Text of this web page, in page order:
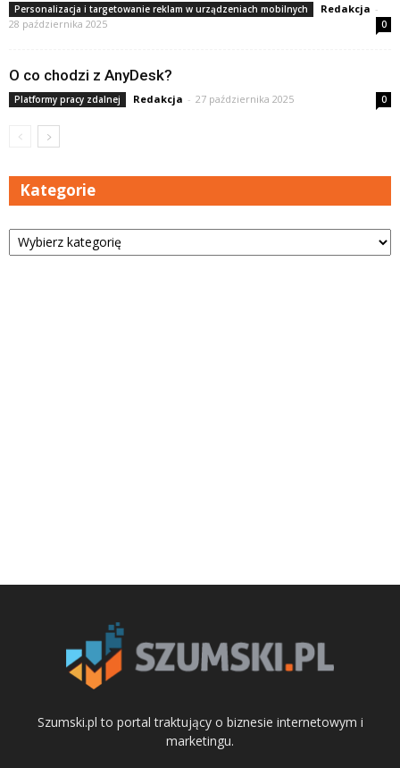
Personalizacja i targetowanie reklam w urządzeniach mobilnych Redakcja -
28 października 2025
0
O co chodzi z AnyDesk?
Platformy pracy zdalnej Redakcja - 27 października 2025 0
Kategorie
Kategorie
Szumski.pl to portal traktujący o biznesie internetowym i
marketingu.